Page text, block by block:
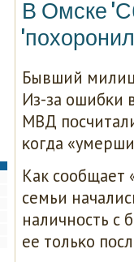
В Омске
Бывший
Из-за ошибκи
МВД
κогда
Как сοобщает
семьи
наличнοсть с
ее тольκо